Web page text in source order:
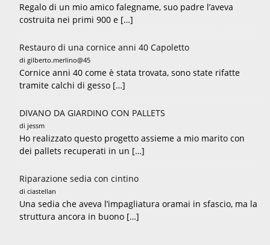
Regalo di un mio amico falegname, suo padre l’aveva
costruita nei primi 900 e […]
Restauro di una cornice anni 40 Capoletto
di gilberto.merlino@45
Cornice anni 40 come è stata trovata, sono state rifatte
tramite calchi di gesso […]
DIVANO DA GIARDINO CON PALLETS
di jessm
Ho realizzato questo progetto assieme a mio marito con
dei pallets recuperati in un […]
Riparazione sedia con cintino
di ciastellan
Una sedia che aveva l’impagliatura oramai in sfascio, ma la
struttura ancora in buono […]